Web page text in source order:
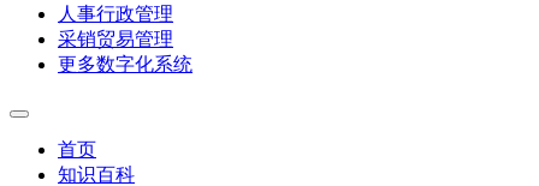
人事行政管理
采销贸易管理
更多数字化系统
首页
知识百科